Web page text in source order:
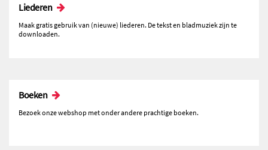
Liederen
Maak gratis gebruik van (nieuwe) liederen. De tekst en bladmuziek zijn te
downloaden.
Boeken
Bezoek onze webshop met onder andere prachtige boeken.